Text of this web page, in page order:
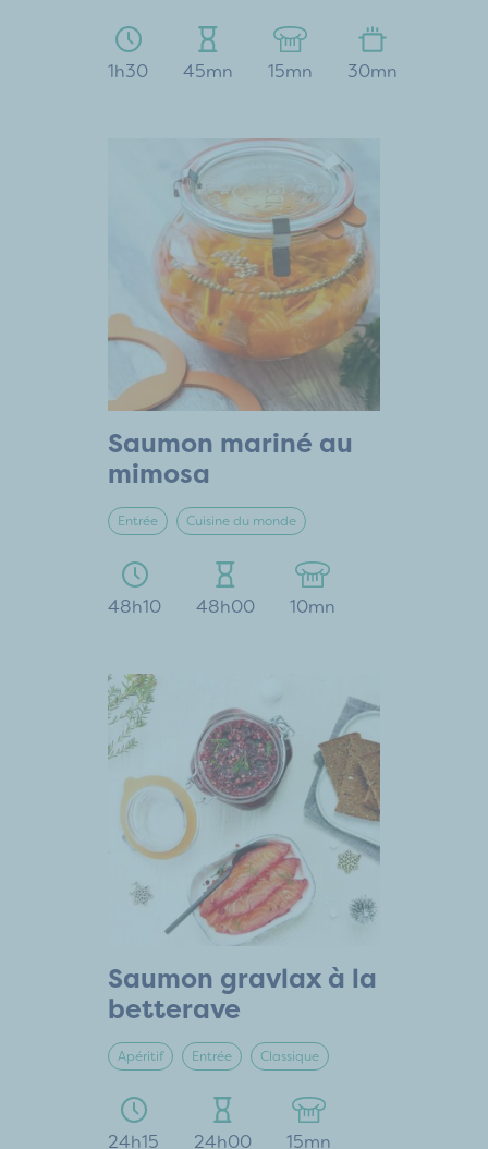
1h30 45mn 15mn 30mn
Saumon mariné au
mimosa
Entrée Cuisine du monde
48h10 48h00 10mn
Saumon gravlax à la
betterave
Apéritif Entrée Classique
24h15 24h00 15mn